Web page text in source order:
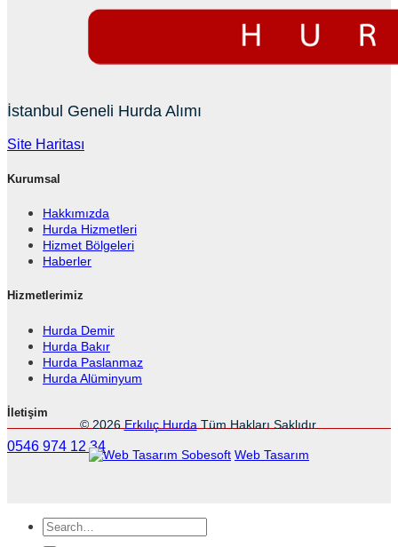
İstanbul Geneli Hurda Alımı
Site Haritası
Kurumsal
Hakkımızda
Hurda Hizmetleri
Hizmet Bölgeleri
Haberler
Hizmetlerimiz
Hurda Demir
Hurda Bakır
Hurda Paslanmaz
Hurda Alüminyum
İletişim
0546 974 12 34
© 2026 Erkılıç Hurda Tüm Hakları Saklıdır.
Sobesoft Web Tasarım